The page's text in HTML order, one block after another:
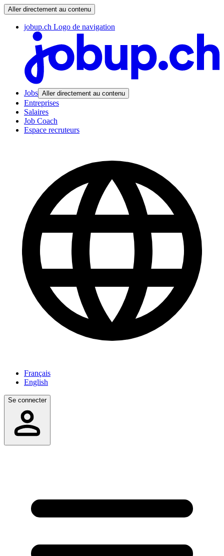
Aller directement au contenu
jobup.ch Logo de navigation
Jobs Aller directement au contenu
Entreprises
Salaires
Job Coach
Espace recruteurs
Français
English
Se connecter